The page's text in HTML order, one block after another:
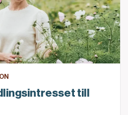
till